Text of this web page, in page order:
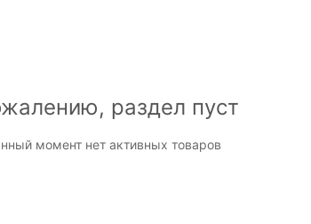
раздел пуст
момент нет активных товаров